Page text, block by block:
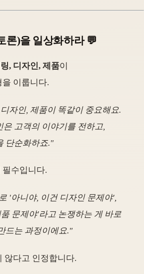
론)을 일상화하라 💬
, 디자인, 제품이
이룹니다.
자인, 제품이 똑같이 중요해요.
은 고객의 이야기를 전하고,
단순화하죠."
필수입니다.
'아니야, 이건 디자인 문제야',
문제야'라고 논쟁하는 게 바로
드는 과정이에요."
않다고 인정합니다.